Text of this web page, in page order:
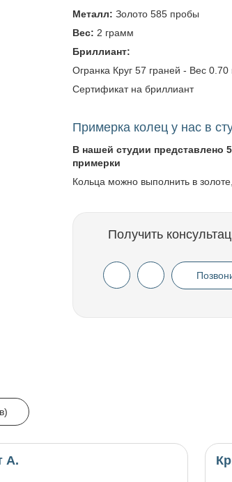
Металл: Золото 585 пробы
Вес: 2 грамм
Бриллиант:
Огранка Круг 57 граней - Вес 0.70
Сертификат на бриллиант
Примерка колец у нас в
В нашей студии представлено
примерки
Кольца можно выполнить в
Получить
А.